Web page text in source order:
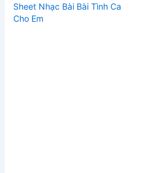
Sheet Nhạc Bài Bài Tình Ca
Cho Em